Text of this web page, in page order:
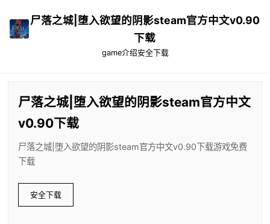
尸落之城|堕入欲望的阴影steam官方中文v0.90
下载
game介绍安全下载
尸落之城|堕入欲望的阴影steam官方中文
v0.90下载
尸落之城|堕入欲望的阴影steam官方中文v0.90下载游戏免费
下载
安全下载